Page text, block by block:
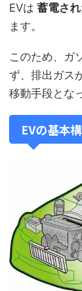
EVは 蓄電さ
ます。
このため、ガ
ず、排出ガス
移動手段とな
EVの基本